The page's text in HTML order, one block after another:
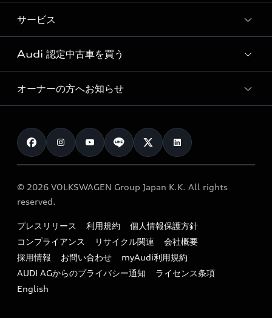
デジタルサービス
試乗車・展示車検索
見積り依頼
試乗予約
特別仕様モデル / 限定モデル
e-tronラインアップ
価格シミュレーション
車両比較
カタログ一覧
純正アクセサリー
オンラインショップ
Audi collection
アウディナビアプリ
サービス
サービス入庫予約
サービスプログラム
メンテナンス
車検 / 定期点検
e-tronアフターサポート
myAudi
Audi 認定中古車を買う
Audi認定中古車
クオリティ
保証
メンテナンス
ファイナンス
キャンペーン / イベント
買取査定
オーナーの方へお知らせ
お知らせ
オーナー様向けキャンペーン
特定整備適用車一覧
リサイクル法
よくある質問（FAQ）
© 2026 VOLKSWAGEN Group Japan K.K. All rights
reserved.
プレスリリース 利用規約
個人情報保護方針
コンプライアンス
リサイクル関連
会社概要
採用情報
お問い合わせ
myAudi利用規約
AUDI AGからのプライバシー通知
ライセンス条項
English